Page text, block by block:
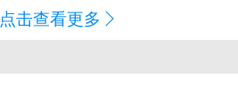
点击查看更多